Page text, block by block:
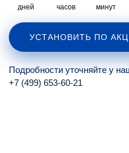
дней часов минут
УСТАНОВИТЬ ПО
Подробности уточняйте у
+7 (499) 653-60-21